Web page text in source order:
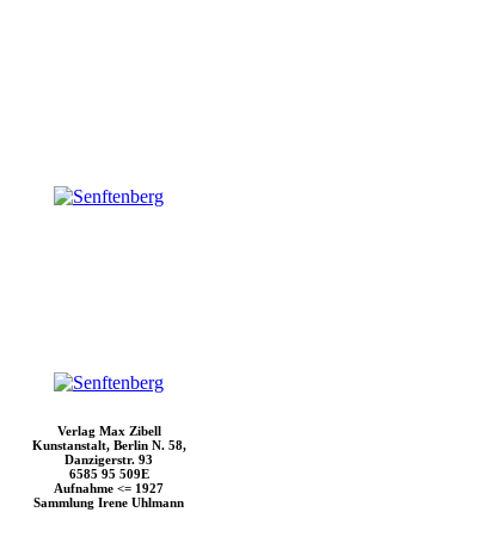
Verlag Max Zibell
Kunstanstalt, Berlin N. 58,
Danzigerstr. 93
6585 95 509E
Aufnahme <= 1927
Sammlung Irene Uhlmann